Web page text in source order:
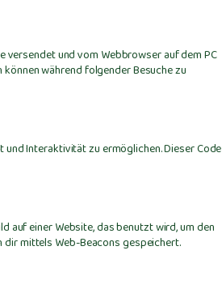
versendet und vom Webbrowser auf dem PC
während folgender Besuche zu
Interaktivität zu ermöglichen. Dieser Code
auf einer Website, das benutzt wird, um den
dir mittels Web-Beacons gespeichert.